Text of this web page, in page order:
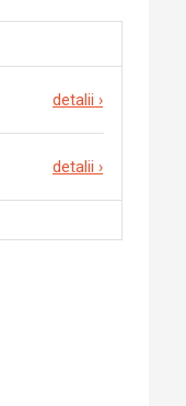
detalii ›
detalii ›